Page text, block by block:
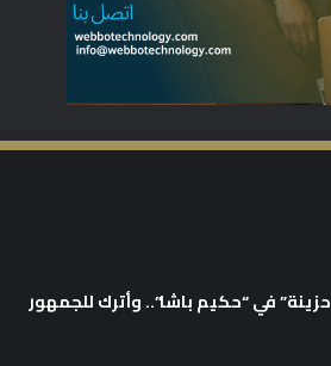
في “حكيم باشا”.. وأترك للجمهور